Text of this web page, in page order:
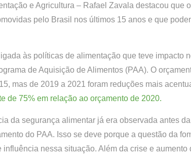
e Agricultura – Rafael Zavala destacou que
pelo Brasil nos últimos 15 anos e que
às políticas de alimentação que teve impacto
de Aquisição de Alimentos (PAA). O
mas de 2019 a 2021 foram reduções mais
de 75% em relação ao orçamento de 2020.
da segurança alimentar já era observada antes
do PAA. Isso se deve porque a questão da
influência nessa situação. Além da crise e